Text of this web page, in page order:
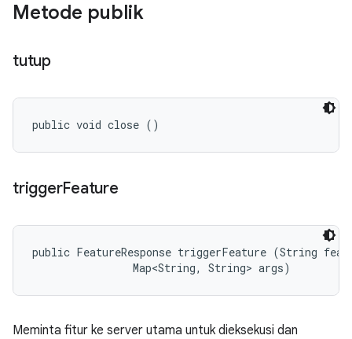
Metode publik
tutup
public void close ()
triggerFeature
public FeatureResponse triggerFeature (String
                Map<String, String> args)
Meminta fitur ke server utama untuk dieksekusi dan